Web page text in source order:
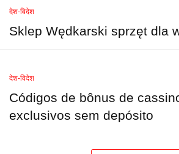
देश-विदेश
Sklep Wędkarski sprzęt dla
देश-विदेश
Códigos de bônus de
exclusivos sem depósito